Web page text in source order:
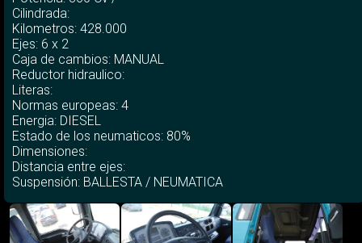
Cilindrada:
Kilometros: 428.000
Ejes: 6 x 2
Caja de cambios: MANUAL
Reductor hidraulico:
Literas:
Normas europeas: 4
Energia: DIESEL
Estado de los neumaticos: 80%
Dimensiones:
Distancia entre ejes:
Suspensión: BALLESTA / NEUMATICA